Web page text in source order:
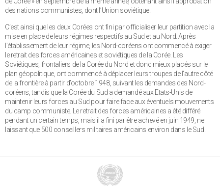
des nations communistes, dont l’Union soviétique.
C’est ainsi que les deux Corées ont fini par officialiser leur partition avec la
mise en place de leurs régimes respectifs au Sud et au Nord. Après
l’établissement de leur régime, les Nord-coréens ont commencé à exiger
le retrait des forces américaines et soviétiques de la Corée. Les
Soviétiques, frontaliers de la Corée du Nord et donc mieux placés sur le
plan géopolitique, ont commencé à déplacer leurs troupes de l'autre côté
de la frontière à partir d’octobre 1948, suivant les demandes des Nord-
coréens, tandis que la Corée du Sud a demandé aux Etats-Unis de
maintenir leurs forces au Sud pour faire face aux éventuels mouvements
du camp communiste. Le retrait des forces américaines a été différé
pendant un certain temps, mais il a fini par être achevé en juin 1949, ne
laissant que 500 conseillers militaires américains environ dans le Sud.